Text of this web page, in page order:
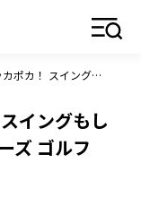
袖がなくたってポッカポカ！ スイングもしやすいダウンベスト『サタデーズ ゴルフ MIcro Rip Woven Vest』
イングもし
ズ ゴルフ